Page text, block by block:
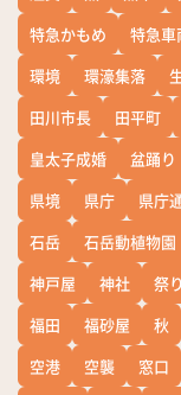
特急かもめ
特急車
環境
環濠集落
田川市長
田平町
皇太子成婚
盆踊り
県境
県庁 県庁
石岳
石岳動植物園
神戸屋
神社 祭り
福田
福砂屋 秋
空港
空襲 窓口